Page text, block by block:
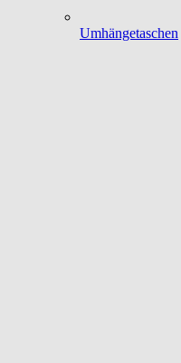
Umhängetaschen